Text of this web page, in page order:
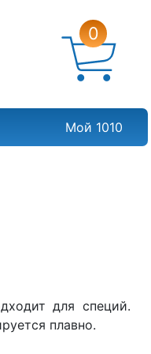
0
Мой 1010
для специй.
плавно.